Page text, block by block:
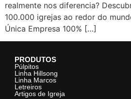
realmente nos diferencia?
100.000 igrejas ao redor do
Única Empresa 100% […]
PRODUTOS
Púlpitos
Linha Hillsong
Linha Marcos
Letreiros
Artigos de Igreja